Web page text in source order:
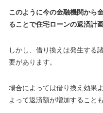
このように今の金融機関から
ることで住宅ローンの返済計
しかし、借り換えは発生する
要があります。
場合によっては借り換え効果
よって返済額が増加することも